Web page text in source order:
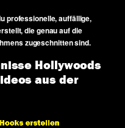
professionelle, auffällige,
die genau auf die
zugeschnitten sind.
Hollywoods
aus der